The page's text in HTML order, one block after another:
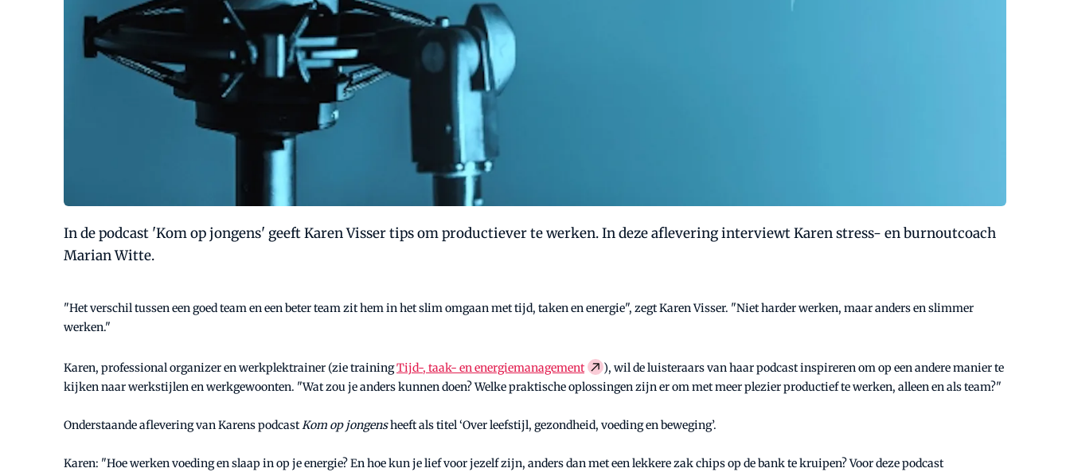
In de podcast 'Kom op jongens' geeft Karen Visser tips om productiever te werken. In deze aflevering interviewt Karen stress- en burnoutcoach
Marian Witte.
"Het verschil tussen een goed team en een beter team zit hem in het slim omgaan met tijd, taken en energie", zegt Karen Visser. "Niet harder werken, maar anders en slimmer
werken."
Karen, professional organizer en werkplektrainer (zie trainingTijd-, taak- en energiemanagement
), wil de luisteraars van haar podcast inspireren om op een andere manier te
kijken naar werkstijlen en werkgewoonten. "Wat zou je anders kunnen doen? Welke praktische oplossingen zijn er om met meer plezier productief te werken, alleen en als team?"
Onderstaande aflevering van Karens podcastKom op jongensheeft als titel ‘Over leefstijl, gezondheid, voeding en beweging’.
Karen: "Hoe werken voeding en slaap in op je energie? En hoe kun je lief voor jezelf zijn, anders dan met een lekkere zak chips op de bank te kruipen? Voor deze podcast